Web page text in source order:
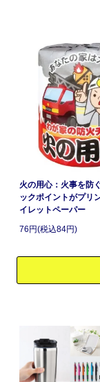
火の用心：火事を防
ックポイントがプリ
イレットペーパー
76円(税込84円)